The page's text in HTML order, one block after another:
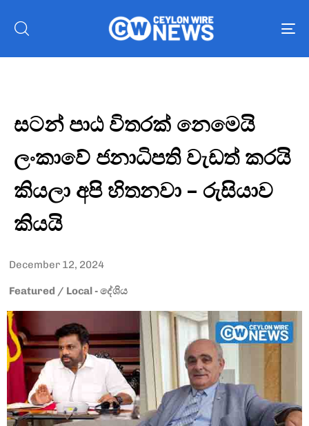
Type and hit enter
සටන් පාඨ විතරක් නෙමෙයි
ලංකාවේ ජනාධිපති වැඩත් කරයි
කියලා අපි හිතනවා – රුසියාව
කියයි
December 12, 2024
Featured / Local - දේශිය